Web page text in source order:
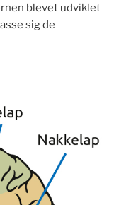
blevet udviklet
sig de